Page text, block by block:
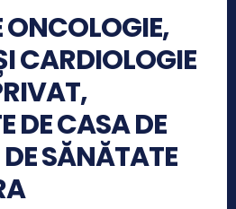
ONCOLOGIE,
CARDIOLOGIE
DE CASA DE
SĂNĂTATE